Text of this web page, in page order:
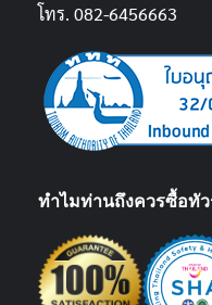
โทร. 082-6456663
ทำไมท่านถึงควรซื้อทัว